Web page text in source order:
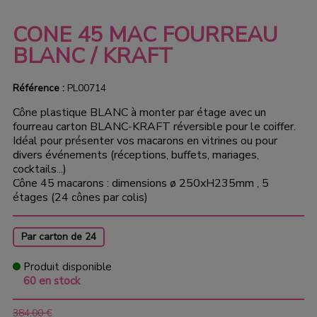
CONE 45 MAC FOURREAU
BLANC / KRAFT
Référence :PL00714
Cône plastique BLANC à monter par étage avec un
fourreau carton BLANC-KRAFT réversible pour le coiffer.
Idéal pour présenter vos macarons en vitrines ou pour
divers événements (réceptions, buffets, mariages,
cocktails...)
Cône 45 macarons : dimensions ø 250xH235mm , 5
étages (24 cônes par colis)
Par carton de 24
Produit disponible
60 en stock
384,00 €